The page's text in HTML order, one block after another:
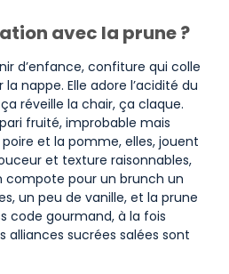
avec la prune ?
d’enfance, confiture qui colle
nappe. Elle adore l’acidité du
réveille la chair, ça claque.
fruité, improbable mais
et la pomme, elles, jouent
et texture raisonnables,
pour un brunch un
un peu de vanille, et la prune
code gourmand, à la fois
alliances sucrées salées sont